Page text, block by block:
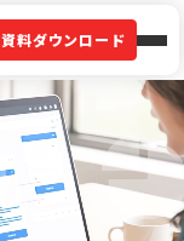
資料ダウンロード